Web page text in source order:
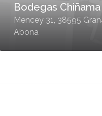
Bodegas Chiñama
Mencey 31, 38595
Abona